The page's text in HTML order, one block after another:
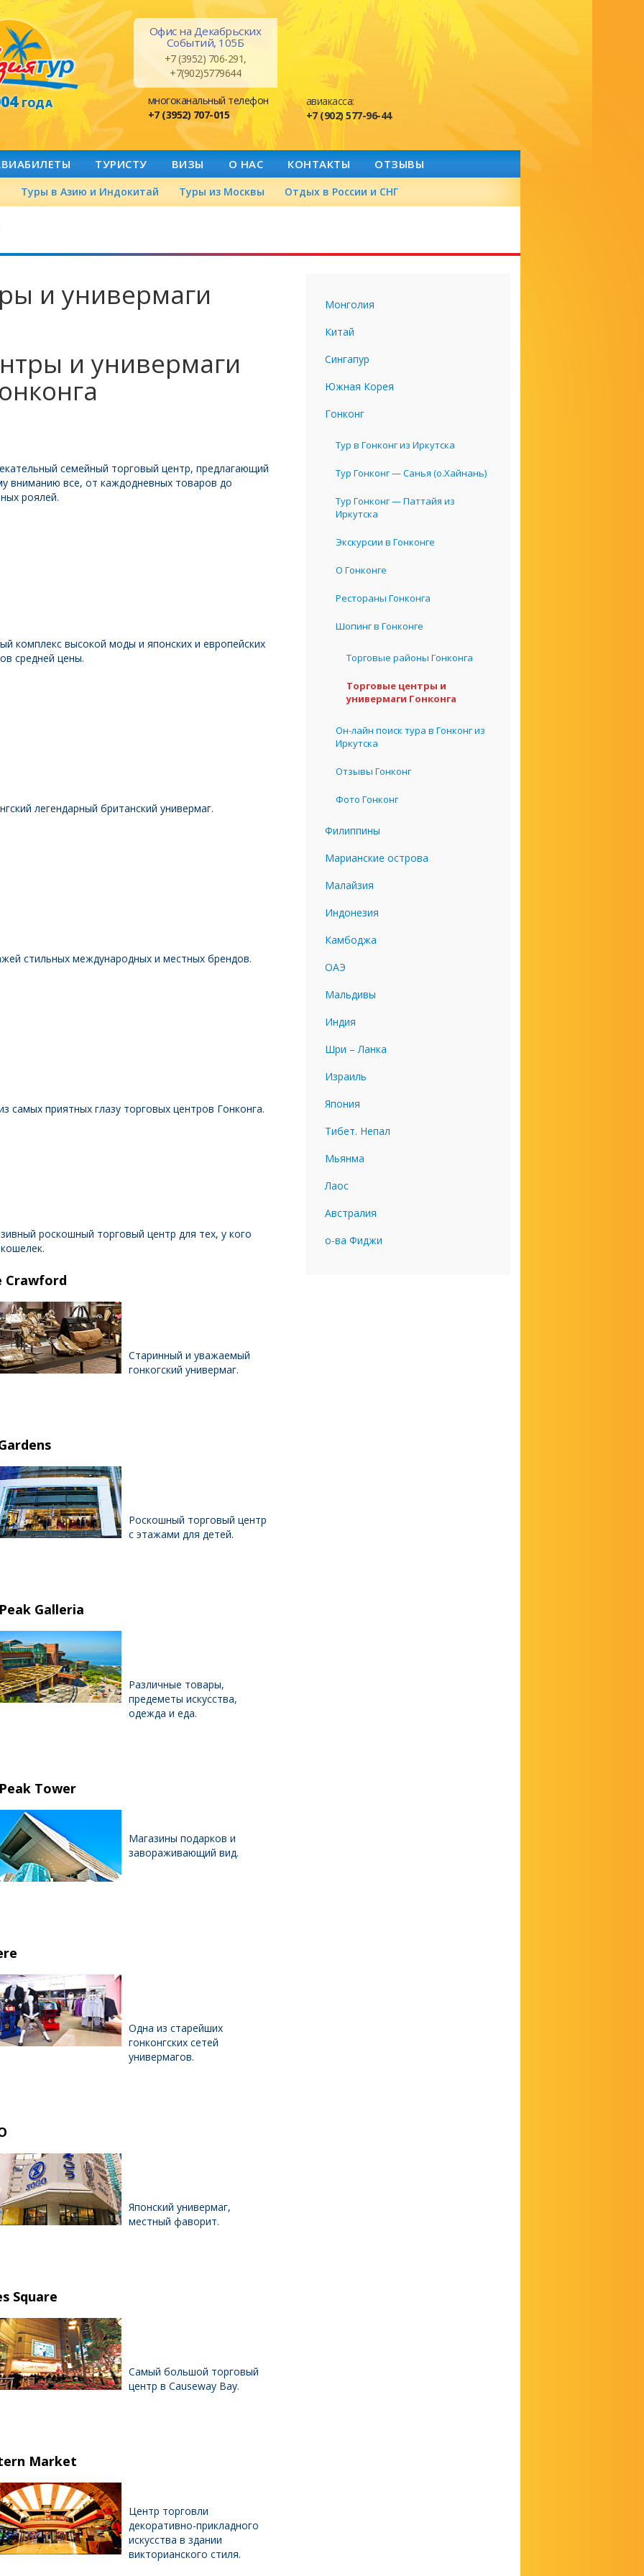
ГОДА
Офис на Декабрьских
Событий, 105Б
+7 (3952) 706-291,
+7(902)5779644
многоканальный телефон
+7 (3952) 707-015
авиакасса:
+7 (902) 577-96-44
ТУРИСТУ ВИЗЫ О НАС КОНТАКТЫ ОТЗЫВЫ
Туры в Азию и Индокитай Туры из Москвы Отдых в России и СНГ
и универмаги
и универмаги
семейный торговый центр, предлагающий
вниманию все, от каждодневных товаров до
роялей.
комплекс высокой моды и японских и европейских
средней цены.
легендарный британский универмаг.
стильных международных и местных брендов.
самых приятных глазу торговых центров Гонконга.
роскошный торговый центр для тех, у кого
Crawford
Старинный и уважаемый
гонкогский универмаг.
Роскошный торговый центр
с этажами для детей.
Galleria
Различные товары,
предеметы искусства,
одежда и еда.
Tower
Магазины подарков и
завораживающий вид.
Одна из старейших
гонконгских сетей
универмагов.
Японский универмаг,
местный фаворит.
Square
Самый большой торговый
центр в Causeway Bay.
Market
Центр торговли
декоративно-прикладного
искусства в здании
викторианского стиля.
Монголия
Китай
Сингапур
Южная Корея
Гонконг
Тур в Гонконг из Иркутска
Тур Гонконг — Санья (о.Хайнань)
Тур Гонконг — Паттайя из
Иркутска
Экскурсии в Гонконге
О Гонконге
Рестораны Гонконга
Шопинг в Гонконге
Торговые районы Гонконга
Торговые центры и
универмаги Гонконга
Он-лайн поиск тура в Гонконг из
Иркутска
Отзывы Гонконг
Фото Гонконг
Филиппины
Марианские острова
Малайзия
Индонезия
Камбоджа
ОАЭ
Мальдивы
Индия
Шри – Ланка
Израиль
Япония
Тибет. Непал
Мьянма
Лаос
Австралия
о-ва Фиджи